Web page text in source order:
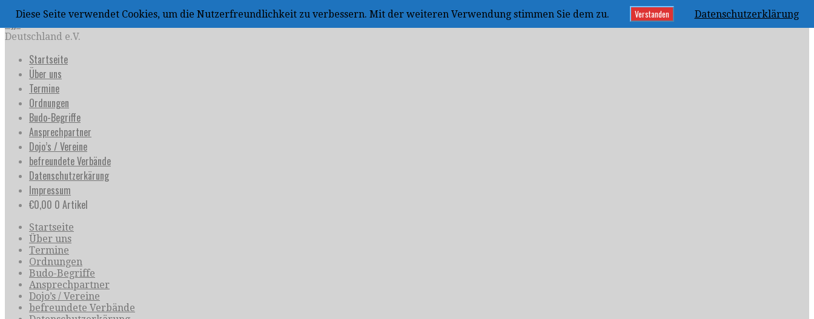
Zum
Inhalt
springen
Deutschland e.V.
Startseite
Über uns
Termine
Ordnungen
Budo-Begriffe
Ansprechpartner
Dojo’s / Vereine
befreundete Verbände
Datenschutzerkärung
Impressum
€0,00 0 Artikel
Startseite
Über uns
Termine
Ordnungen
Budo-Begriffe
Ansprechpartner
Dojo’s / Vereine
befreundete Verbände
Diese Seite verwendet Cookies, um die Nutzerfreundlichkeit zu verbessern. Mit der weiteren Verwendung stimmen Sie dem zu. Verstanden Datenschutzerklärung